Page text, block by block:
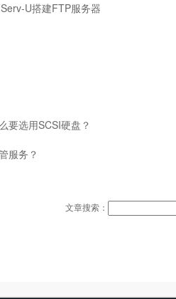
U搭建FTP服务器
要选用SCSI硬盘？
服务？
文章搜索：